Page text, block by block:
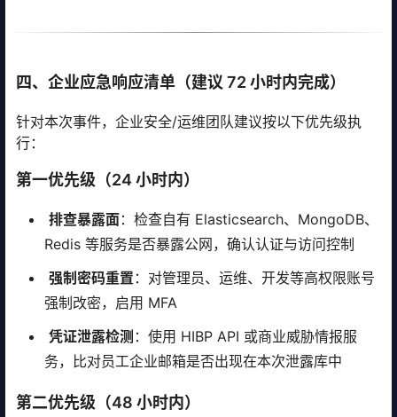
四、企业应急响应清单（建议 72 小时内完成）
针对本次事件，企业安全/运维团队建议按以下优先级执
行：
第一优先级（24 小时内）
排查暴露面：检查自有 Elasticsearch、MongoDB、
Redis 等服务是否暴露公网，确认认证与访问控制
强制密码重置 ：对管理员、运维、开发等高权限账号
强制改密，启用 MFA
凭证泄露检测 ：使用 HIBP API 或商业威胁情报服
务，比对员工企业邮箱是否出现在本次泄露库中
第二优先级（48 小时内）